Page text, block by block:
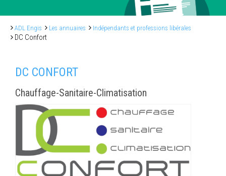
ADL Engis Les annuaires Indépendants et professions libérales
DC Confort
DC CONFORT
Chauffage-Sanitaire-Climatisation